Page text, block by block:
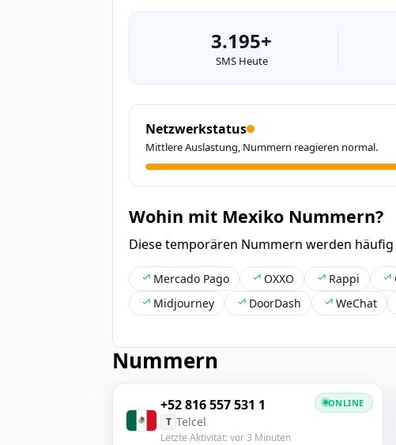
3.195+
SMS Heute
Netzwerkstatus
Mittlere Auslastung, Nummern reagieren normal.
Wohin mit Mexiko Nummern?
Diese temporären Nummern werden
Mercado Pago OXXO Rappi
Midjourney
DoorDash WeChat
Nummern
+52 816 557 531 1
T Telcel
Letzte Aktivität: vor 3 Minuten
ONLINE